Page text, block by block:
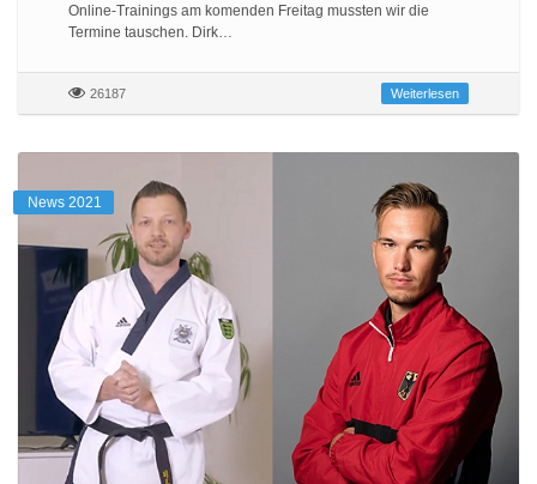
Online-Trainings am komenden Freitag mussten wir die
Termine tauschen. Dirk…
26187 Weiterlesen
News 2021